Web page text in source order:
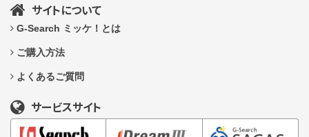
サイトについて
G-Search ミッケ！とは
ご購入方法
よくあるご質問
サービスサイト